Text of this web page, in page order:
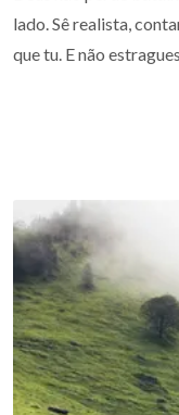
lado. Sê realista,
que tu. E não